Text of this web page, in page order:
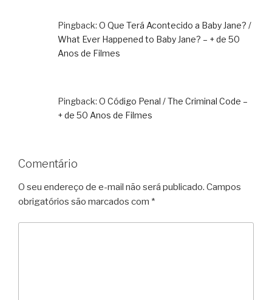
Pingback: O Que Terá Acontecido a Baby Jane? /
What Ever Happened to Baby Jane? – + de 50
Anos de Filmes
Pingback: O Código Penal / The Criminal Code –
+ de 50 Anos de Filmes
Comentário
O seu endereço de e-mail não será publicado. Campos
obrigatórios são marcados com *